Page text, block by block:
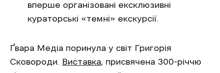
вперше організовані ексклюзивні
кураторські «темні» екскурсії.
Ґвара Медіа поринула у світ Григорія
Сковороди. Виставка, присвячена 300-річчю